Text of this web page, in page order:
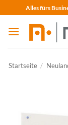
to
content
Alles fürs
Startseite /